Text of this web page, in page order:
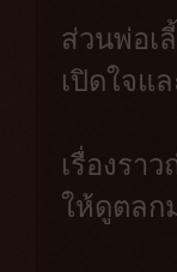
ส่วนพ่อเ
เปิดใจแ
เรื่องรา
ให้ดูตลก